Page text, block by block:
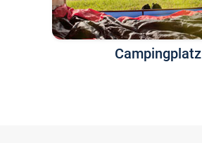
Campingplatz